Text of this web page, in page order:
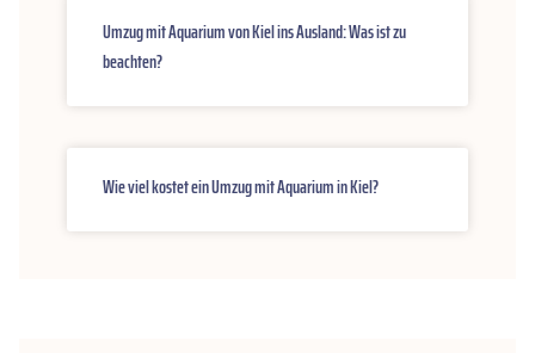
Umzug mit Aquarium von Kiel ins Ausland: Was ist zu
beachten?
Wie viel kostet ein Umzug mit Aquarium in Kiel?